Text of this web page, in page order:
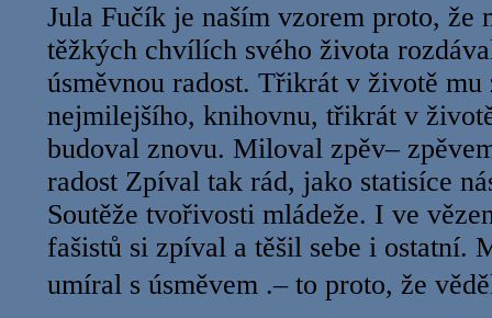
Jula Fučík je naším vzorem proto,
těžkých chvílích svého života
úsměvnou radost. Třikrát v životě
nejmilejšího, knihovnu, třikrát v
budoval znovu. Miloval zpěv–
radost Zpíval tak rád, jako statisíce
Soutěže tvořivosti mládeže. I ve
fašistů si zpíval a těšil sebe i ostatní.
umíral s úsměvem .– to proto, že